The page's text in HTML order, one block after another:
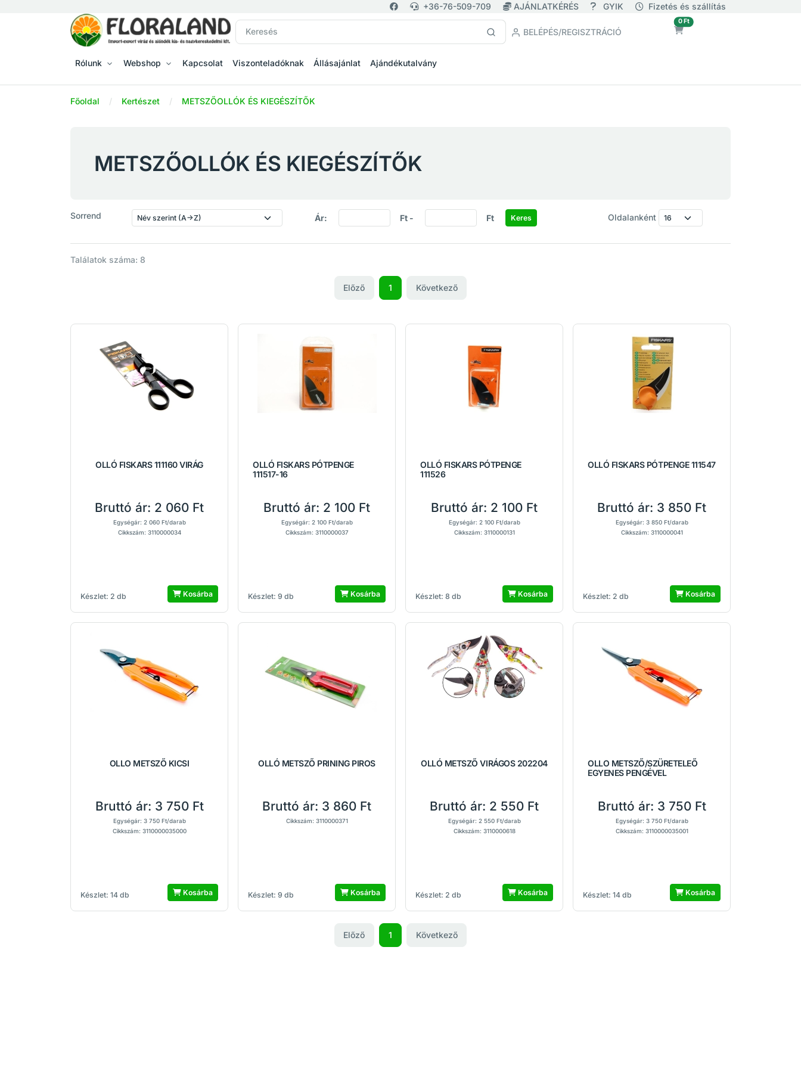
+36-76-509-709 AJÁNLATKÉRÉS GYIK Fizetés és szállítás
BELÉPÉS/REGISZTRÁCIÓ
0 Ftüres
Rólunk Webshop Kapcsolat Viszonteladóknak Állásajánlat Ajándékutalvány
Főoldal Kertészet METSZŐOLLÓK ÉS KIEGÉSZÍTŐK
METSZŐOLLÓK ÉS KIEGÉSZÍTŐK
Sorrend Ár: Ft - Ft Oldalanként
Találatok száma: 8
Előző 1 Következő
OLLÓ FISKARS 111160 VIRÁG
Készlet: 2 db
Bruttó ár: 2 060 Ft
Egységár: 2 060 Ft/darab
Cikkszám: 3110000034
Kosárba
OLLÓ FISKARS PÓTPENGE
111517-16
Készlet: 9 db
Bruttó ár: 2 100 Ft
Egységár: 2 100 Ft/darab
Cikkszám: 3110000037
Kosárba
OLLÓ FISKARS PÓTPENGE
111526
Készlet: 8 db
Bruttó ár: 2 100 Ft
Egységár: 2 100 Ft/darab
Cikkszám: 3110000131
Kosárba
OLLÓ FISKARS PÓTPENGE 111547
Készlet: 2 db
Bruttó ár: 3 850 Ft
Egységár: 3 850 Ft/darab
Cikkszám: 3110000041
Kosárba
OLLO METSZŐ KICSI
Készlet: 14 db
Bruttó ár: 3 750 Ft
Egységár: 3 750 Ft/darab
Cikkszám: 3110000035000
Kosárba
OLLÓ METSZŐ PRINING PIROS
Készlet: 9 db
Bruttó ár: 3 860 Ft
Cikkszám: 3110000371
Kosárba
OLLÓ METSZŐ VIRÁGOS 202204
Készlet: 2 db
Bruttó ár: 2 550 Ft
Egységár: 2 550 Ft/darab
Cikkszám: 3110000618
Kosárba
OLLO METSZŐ/SZÜRETELEŐ
EGYENES PENGÉVEL
Készlet: 14 db
Bruttó ár: 3 750 Ft
Egységár: 3 750 Ft/darab
Cikkszám: 3110000035001
Kosárba
Előző 1 Következő